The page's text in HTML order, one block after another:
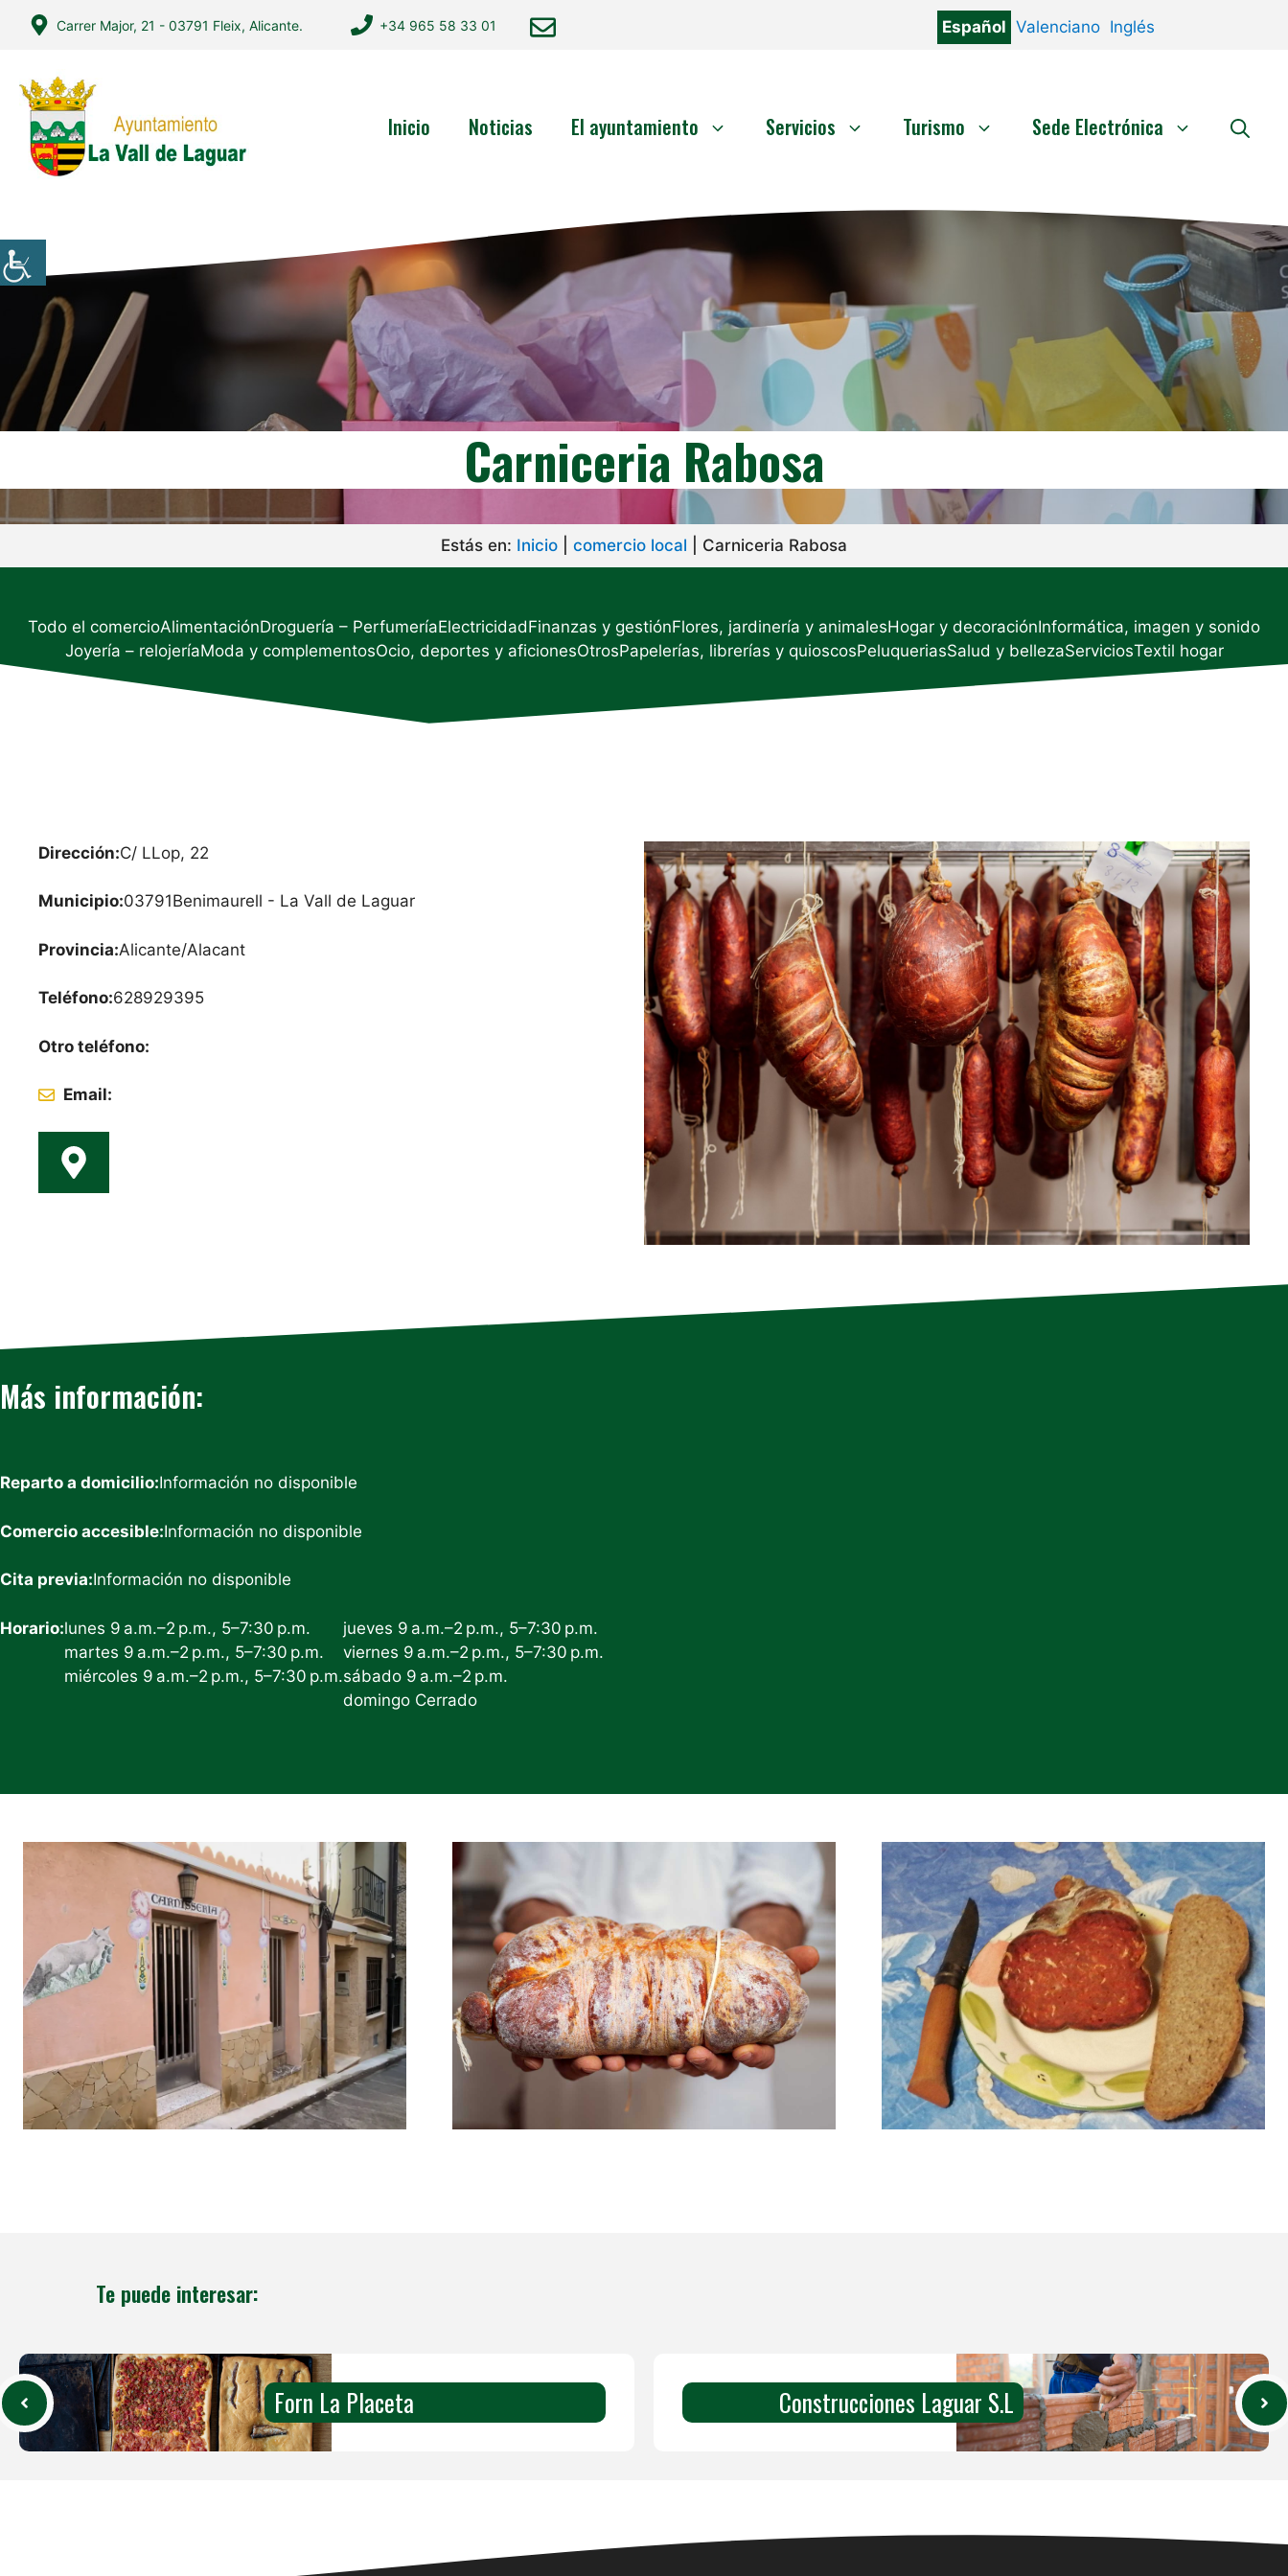
Saltar
Carrer Major, 21 - 03791 Fleix, Alicante. +34 965 58 33 01 Español Valenciano Inglés
Inicio Noticias El ayuntamiento Servicios Turismo Sede Electrónica
Carniceria Rabosa
Estás en: Inicio comercio local Carniceria Rabosa
Todo el comercioAlimentaciónDroguería – PerfumeríaElectricidadFinanzas y gestiónFlores, jardinería y animalesHogar y decoraciónInformática, imagen y sonido
Joyería – relojeríaModa y complementosOcio, deportes y aficionesOtrosPapelerías, librerías y quioscosPeluqueriasSalud y bellezaServiciosTextil hogar
Dirección:C/ LLop, 22
Municipio:03791Benimaurell - La Vall de Laguar
Provincia:Alicante/Alacant
Teléfono:628929395
Otro teléfono:
Email:
Más información:
Reparto a domicilio:Información no disponible
Comercio accesible:Información no disponible
Cita previa:Información no disponible
Horario:lunes 9 a.m.–2 p.m., 5–7:30 p.m.
martes 9 a.m.–2 p.m., 5–7:30 p.m.
miércoles 9 a.m.–2 p.m., 5–7:30 p.m.
jueves 9 a.m.–2 p.m., 5–7:30 p.m.
viernes 9 a.m.–2 p.m., 5–7:30 p.m.
sábado 9 a.m.–2 p.m.
domingo Cerrado
Te puede interesar:
Forn La Placeta Construcciones Laguar S.L